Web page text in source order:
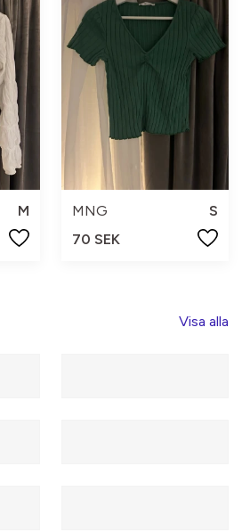
M
MNG
S
70 SEK
Visa alla